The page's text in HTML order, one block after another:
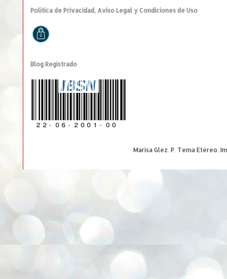
Política de Privacidad, Aviso Legal y Condiciones de Uso
Blog Registrado
Marisa Glez. P. Tema Etéreo.